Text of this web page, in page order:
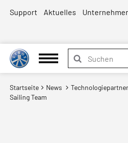
Support Aktuelles
Startseite News
Sailing Team